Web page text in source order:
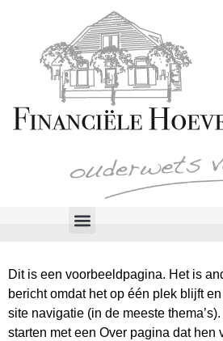
Dit is een voorbeeldpagina. Het is
bericht omdat het op één plek blijft
site navigatie (in de meeste
starten met een Over pagina dat hen